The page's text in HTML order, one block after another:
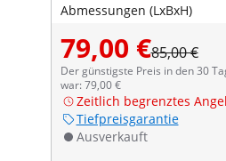
Abmessungen (LxBxH)
79,00 €85,00 €
Der günstigste Preis in den 30
war: 79,00 €
Zeitlich begrenztes
Tiefpreisgarantie
Ausverkauft